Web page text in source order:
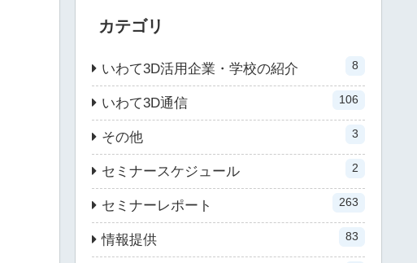
カテゴリ
いわて3D活用企業・学校の紹介 8
いわて3D通信 106
その他 3
セミナースケジュール 2
セミナーレポート 263
情報提供 83